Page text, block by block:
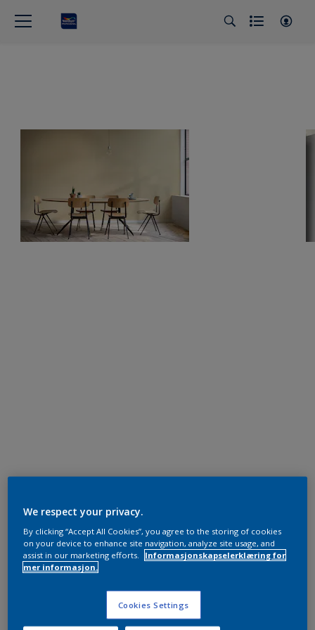
We respect your privacy.
By clicking “Accept All Cookies”, you agree to the storing of cookies
on your device to enhance site navigation, analyze site usage, and
assist in our marketing efforts.
Informasjonskapselerklæring for
mer informasjon.
Cookies Settings